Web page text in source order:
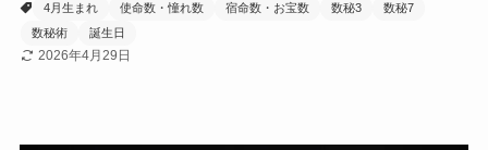
4月生まれ
使命数・憧れ数 宿命数・お宝数 数秘3
数秘7
数秘術
誕生日
2026年4月29日